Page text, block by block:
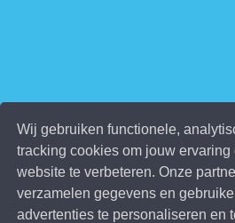
Wij gebruiken functionele,
tracking cookies om jouw ervaring
website te verbeteren. Onze
verzamelen gegevens en
advertenties te personaliseren en